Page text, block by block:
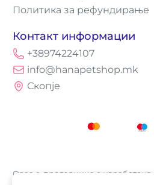
Политика за рефундирање
Контакт информации
+38974224107
info@hanapetshop.mk
Скопје
Оваа е-продавница е изработена